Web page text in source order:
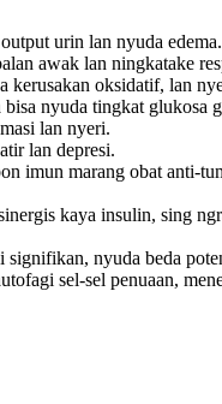
urin lan nyuda edema.
awak lan ningkatake
oksidatif, lan
nyuda tingkat glukosa
lan nyeri.
lan depresi.
imun marang obat anti-
kaya insulin, sing
nyuda beda
sel-sel penuaan,